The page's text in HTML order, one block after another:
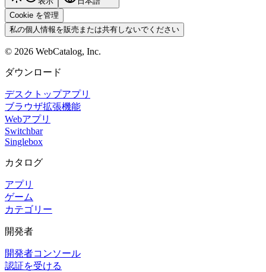
Cookie を管理
私の個人情報を販売または共有しないでください
© 2026 WebCatalog, Inc.
ダウンロード
デスクトップアプリ
ブラウザ拡張機能
Webアプリ
Switchbar
Singlebox
カタログ
アプリ
ゲーム
カテゴリー
開発者
開発者コンソール
認証を受ける